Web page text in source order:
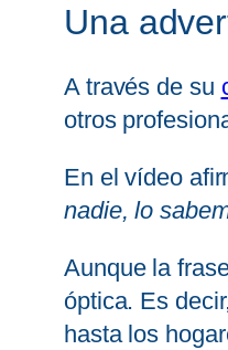
Una
A través de su
otros
En el vídeo
nadie, lo
Aunque la
óptica. Es
hasta los